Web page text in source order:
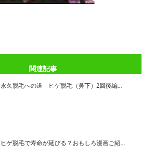
関連記事
永久脱毛への道 ヒゲ脱毛（鼻下）2回後編...
ヒゲ脱毛で寿命が延びる？おもしろ漫画ご紹...